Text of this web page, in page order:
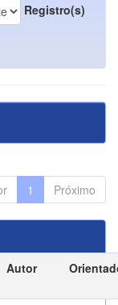
Registro(s)
1 Próximo
Autor